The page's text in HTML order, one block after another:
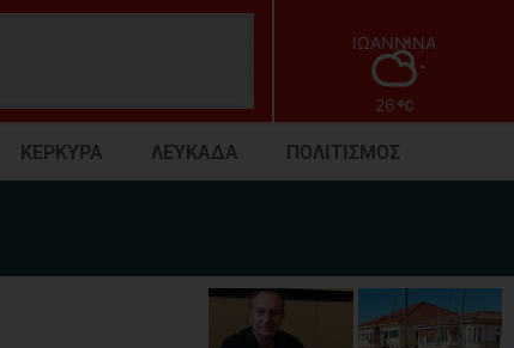
ΙΩΑΝΝΙΝΑ
26
ΚΕΡΚΥΡΑ ΛΕΥΚΑΔΑ ΠΟΛΙΤΙΣΜΟΣ